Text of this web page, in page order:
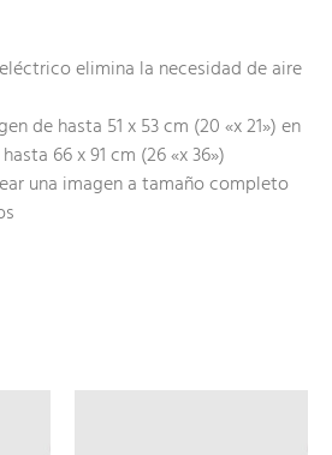
elimina la necesidad de aire
de hasta 51 x 53 cm (20 «x 21») en
66 x 91 cm (26 «x 36»)
una imagen a tamaño completo